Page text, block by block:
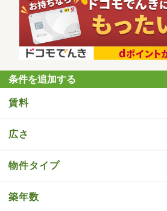
条件を追加する
賃料
広さ
物件タイプ
築年数